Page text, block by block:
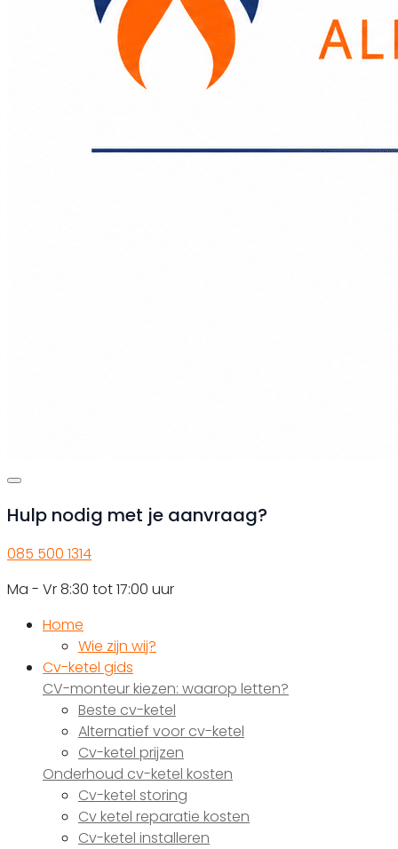
Hulp nodig met je aanvraag?
085 500 1314
Ma - Vr 8:30 tot 17:00 uur
Home
Wie zijn wij?
Cv-ketel gids
CV-monteur kiezen: waarop letten?
Beste cv-ketel
Alternatief voor cv-ketel
Cv-ketel prijzen
Onderhoud cv-ketel kosten
Cv-ketel storing
Cv ketel reparatie kosten
Cv-ketel installeren